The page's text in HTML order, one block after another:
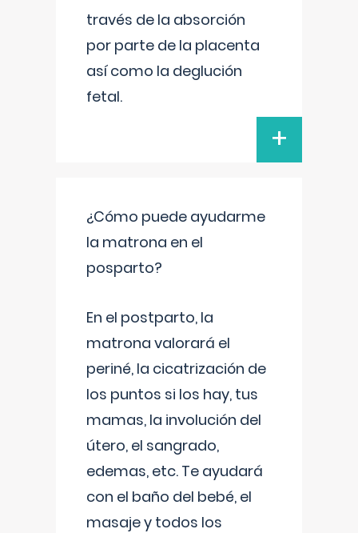
través de la absorción
por parte de la placenta
así como la deglución
fetal.
+
¿Cómo puede ayudarme
la matrona en el
posparto?
En el postparto, la
matrona valorará el
periné, la cicatrización de
los puntos si los hay, tus
mamas, la involución del
útero, el sangrado,
edemas, etc. Te ayudará
con el baño del bebé, el
masaje y todos los